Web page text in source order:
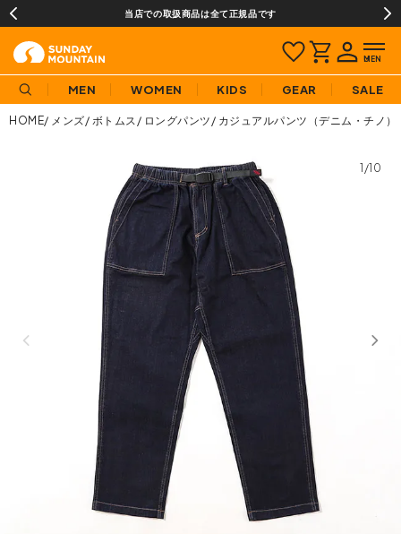
当店での取扱商品は全て正規品です
MEN WOMEN KIDS GEAR SALE
HOME メンズ ボトムス ロングパンツ カジュアルパンツ（デニム・チノ）
1/10